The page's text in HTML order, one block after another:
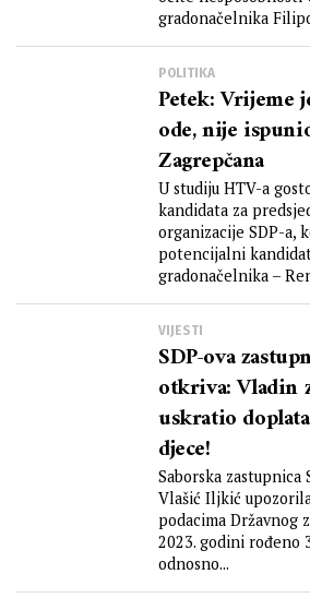
gradonačelnika
POLITIKA
Petek: Vrijeme
ode, nije
Zagrepčana
U studiju HTV-a
kandidata za
organizacije SDP-a,
potencijalni
gradonačelnika –
VIJESTI
SDP-ova
otkriva: Vladin
uskratio
djece!
Saborska zastupnica
Vlašić Iljkić
podacima Državnog
2023. godini rođeno
odnosno...